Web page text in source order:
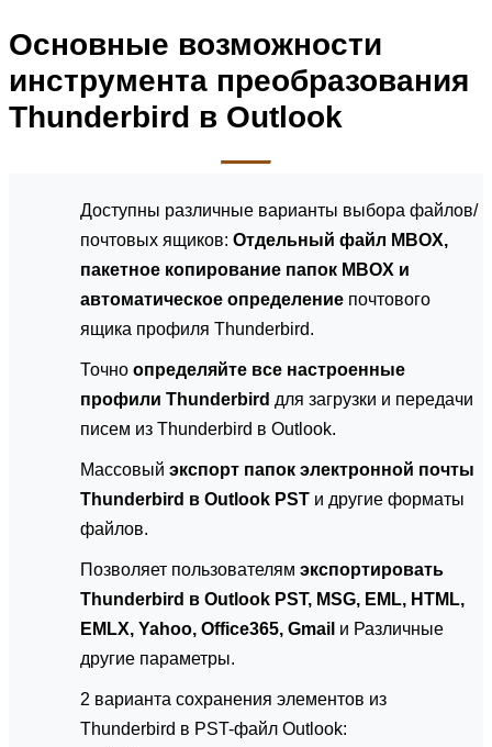
Основные возможности
инструмента преобразования
Thunderbird в Outlook
Доступны различные варианты выбора файлов/
почтовых ящиков: Отдельный файл MBOX,
пакетное копирование папок MBOX и
автоматическое определение почтового
ящика профиля Thunderbird.
Точно определяйте все настроенные
профили Thunderbird для загрузки и передачи
писем из Thunderbird в Outlook.
Массовый экспорт папок электронной почты
Thunderbird в Outlook PST и другие форматы
файлов.
Позволяет пользователям экспортировать
Thunderbird в Outlook PST, MSG, EML, HTML,
EMLX, Yahoo, Office365, Gmail и Различные
другие параметры.
2 варианта сохранения элементов из
Thunderbird в PST-файл Outlook: